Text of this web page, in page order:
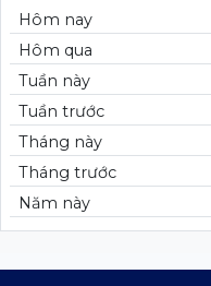
Hôm nay
Hôm qua
Tuần này
Tuần trước
Tháng này
Tháng trước
Năm này